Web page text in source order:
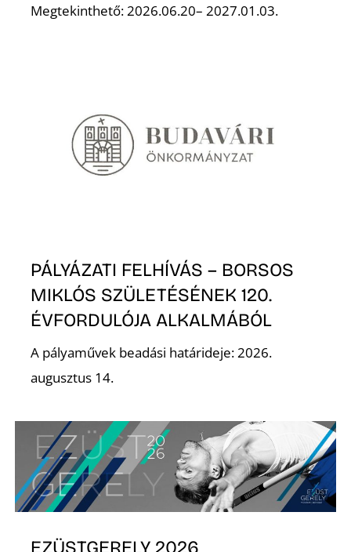
Megtekinthető: 2026.06.20– 2027.01.03.
PÁLYÁZATI FELHÍVÁS – BORSOS
MIKLÓS SZÜLETÉSÉNEK 120.
ÉVFORDULÓJA ALKALMÁBÓL
A pályaművek beadási határideje: 2026.
augusztus 14.
EZÜSTGERELY 2026